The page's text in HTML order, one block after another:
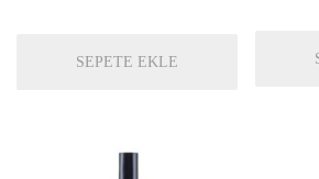
SEPETE EKLE